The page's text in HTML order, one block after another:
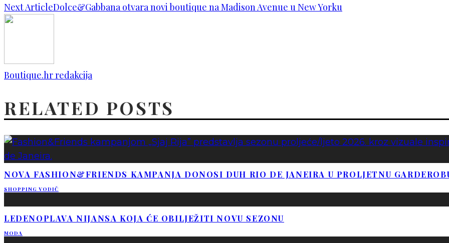
Next ArticleDolce&Gabbana otvara novi boutique na Madison Avenue u New Yorku
Boutique.hr redakcija
RELATED POSTS
NOVA FASHION&FRIENDS KAMPANJA DONOSI DUH RIO DE JANEIRA U PROLJETNU
SHOPPING VODIČ
LEDENOPLAVA NIJANSA KOJA ĆE OBILJEŽITI NOVU SEZONU
MODA